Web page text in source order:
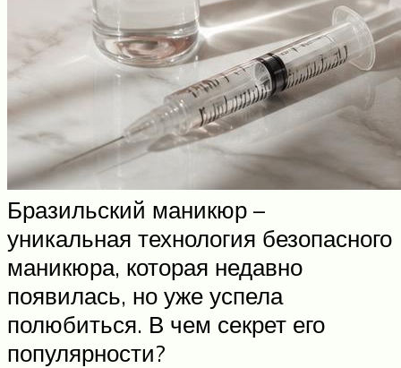
Бразильский маникюр –
уникальная технология безопасного
маникюра, которая недавно
появилась, но уже успела
полюбиться. В чем секрет его
популярности?